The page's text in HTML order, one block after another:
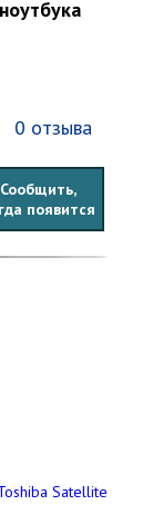
0 отзыва
Сообщить,
появится